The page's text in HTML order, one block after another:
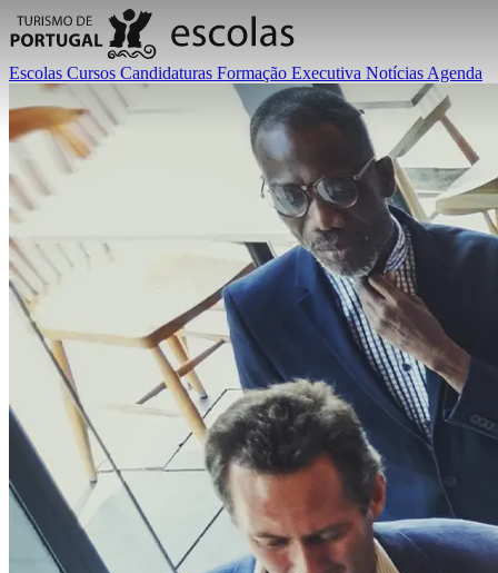
Escolas Cursos Candidaturas Formação Executiva Notícias Agenda